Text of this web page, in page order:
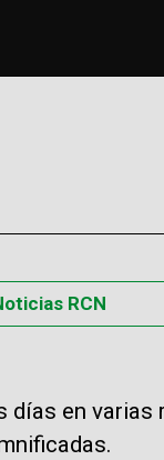
RCN
días en varias